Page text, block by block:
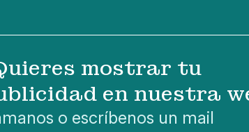
mostrar tu
en nuestra
o escríbenos un mail